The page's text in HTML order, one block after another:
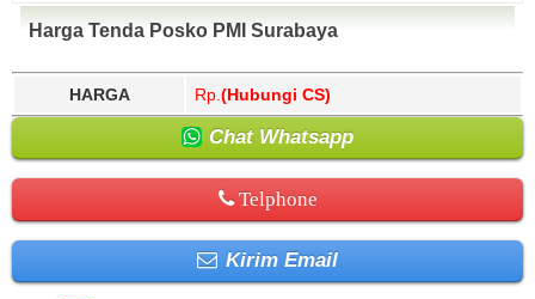
Harga Tenda Posko PMI Surabaya
HARGA Rp. (Hubungi CS)
Chat Whatsapp
Telphone
Kirim Email